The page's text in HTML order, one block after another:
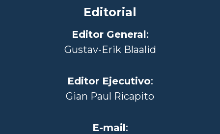
Editorial
Editor General:
Gustav-Erik Blaalid
Editor Ejecutivo:
Gian Paul Ricapito
E-mail: